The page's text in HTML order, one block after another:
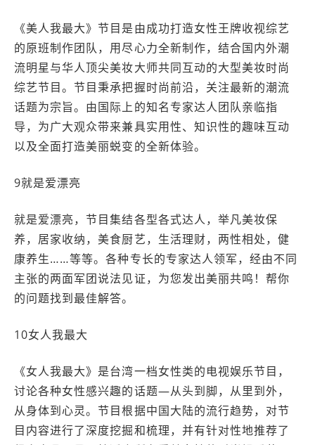
《美人我最大》节目是由成功打造女性王牌收视综艺
的原班制作团队，用尽心力全新制作，结合国内外潮
流明星与华人顶尖美妆大师共同互动的大型美妆时尚
综艺节目。节目秉承把握时尚前沿，关注最新的潮流
话题为宗旨。由国际上的知名专家达人团队亲临指
导，为广大观众带来兼具实用性、知识性的趣味互动
以及全面打造美丽蜕变的全新体验。
9就是爱漂亮
就是爱漂亮，节目集结各型各式达人，举凡美妆保
养，居家收纳，美食厨艺，生活理财，两性相处，健
康养生……等等。各种专长的专家达人领军，经由不同
主张的两面军团说法见证，为您发出美丽共鸣！帮你
的问题找到最佳解答。
10女人我最大
《女人我最大》是台湾一档女性类的电视娱乐节目，
讨论各种女性感兴趣的话题—从头到脚，从里到外，
从身体到心灵。节目根据中国大陆的流行趋势，对节
目内容进行了深度挖掘和梳理，并有针对性地推荐了